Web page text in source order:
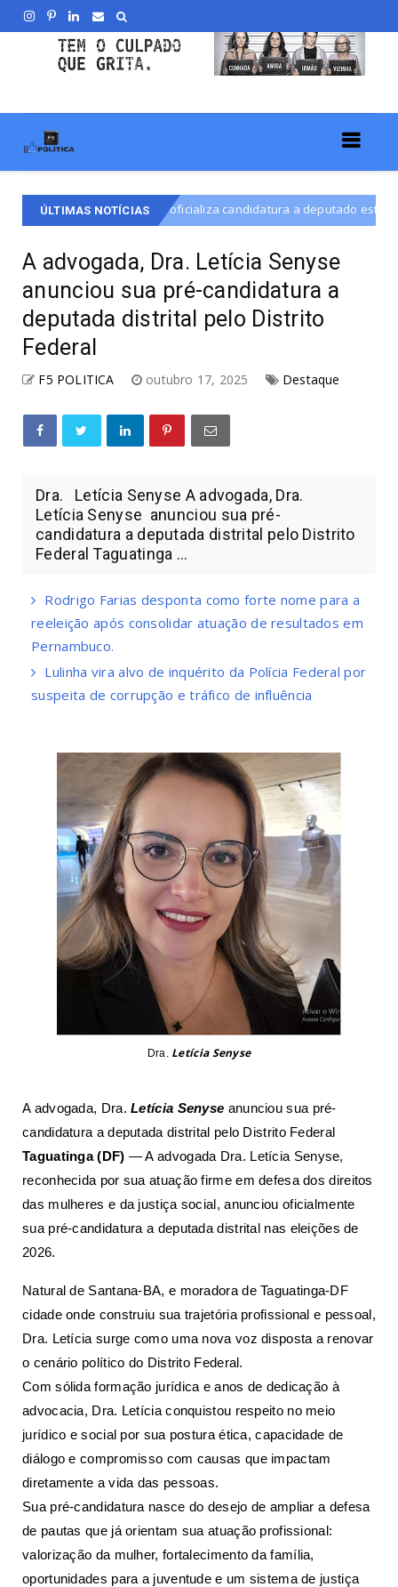
ÚLTIMAS NOTÍCIAS
oficializa candidatura a deputado estadual em Goiás
A advogada, Dra. Letícia Senyse
anunciou sua pré-candidatura a
deputada distrital pelo Distrito
Federal
F5 POLITICA outubro 17, 2025 Destaque
Dra. Letícia Senyse A advogada, Dra.
Letícia Senyse anunciou sua pré-
candidatura a deputada distrital pelo Distrito
Federal Taguatinga ...
Rodrigo Farias desponta como forte nome para a
reeleição após consolidar atuação de resultados em
Pernambuco.
Lulinha vira alvo de inquérito da Polícia Federal por
suspeita de corrupção e tráfico de influência
Dra. Letícia Senyse
A advogada, Dra. Letícia Senyse anunciou sua pré-
candidatura a deputada distrital pelo Distrito Federal
Taguatinga (DF) — A advogada Dra. Letícia Senyse,
reconhecida por sua atuação firme em defesa dos direitos
das mulheres e da justiça social, anunciou oficialmente
sua pré-candidatura a deputada distrital nas eleições de
2026.
Natural de Santana-BA, e moradora de Taguatinga-DF
cidade onde construiu sua trajetória profissional e pessoal,
Dra. Letícia surge como uma nova voz disposta a renovar
o cenário político do Distrito Federal.
Com sólida formação jurídica e anos de dedicação à
advocacia, Dra. Letícia conquistou respeito no meio
jurídico e social por sua postura ética, capacidade de
diálogo e compromisso com causas que impactam
diretamente a vida das pessoas.
Sua pré-candidatura nasce do desejo de ampliar a defesa
de pautas que já orientam sua atuação profissional:
valorização da mulher, fortalecimento da família,
oportunidades para a juventude e um sistema de justiça